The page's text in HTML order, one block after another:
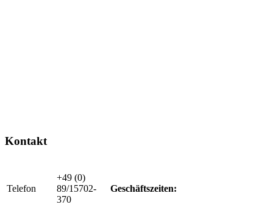
Kontakt
Telefon
+49 (0)
89/15702-
370
Geschäftszeiten: